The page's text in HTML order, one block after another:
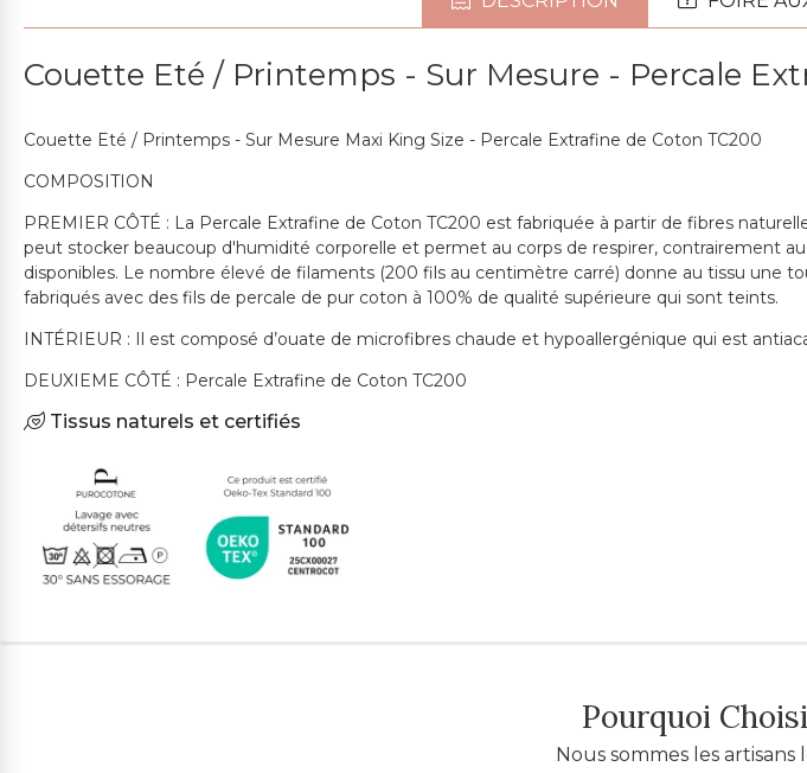
Couette Eté / Printemps - Sur Mesure - Percale
Couette Eté / Printemps - Sur Mesure Maxi King Size - Percale Extrafine de Coton TC200
COMPOSITION
PREMIER CÔTÉ : La Percale Extrafine de Coton TC200 est fabriquée à partir de fibres
peut stocker beaucoup d'humidité corporelle et permet au corps de respirer, contrairement
disponibles. Le nombre élevé de filaments (200 fils au centimètre carré) donne au tissu une
fabriqués avec des fils de percale de pur coton à 100% de qualité supérieure qui sont teints.
INTÉRIEUR : Il est composé d’ouate de microfibres chaude et hypoallergénique qui est
DEUXIEME CÔTÉ : Percale Extrafine de Coton TC200
Tissus naturels et certifiés
Pourquoi
Nous sommes les artisans